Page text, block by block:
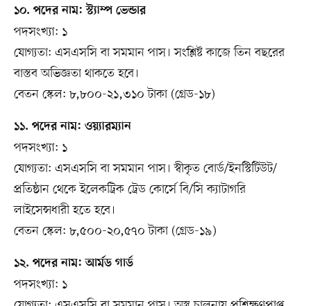
১০. পদের নাম: স্ট্যাম্প ভেন্ডার
পদসংখ্যা: ১
যোগ্যতা: এসএসসি বা সমমান পাস। সংশ্লিষ্ট কাজে তিন বছরের
বাস্তব অভিজ্ঞতা থাকতে হবে।
বেতন স্কেল: ৮,৮০০-২১,৩১০ টাকা (গ্রেড-১৮)
১১. পদের নাম: ওয়্যারম্যান
পদসংখ্যা: ১
যোগ্যতা: এসএসসি বা সমমান পাস। স্বীকৃত বোর্ড/ইনস্টিটিউট/
প্রতিষ্ঠান থেকে ইলেকট্রিক ট্রেড কোর্সে বি/সি ক্যাটাগরি
লাইসেন্সধারী হতে হবে।
বেতন স্কেল: ৮,৫০০-২০,৫৭০ টাকা (গ্রেড-১৯)
১২. পদের নাম: আর্মড গার্ড
পদসংখ্যা: ১